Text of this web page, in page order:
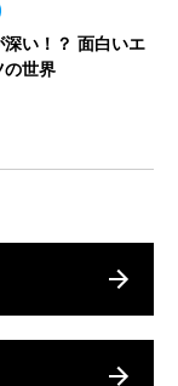
い！？ 面白いエ
の世界